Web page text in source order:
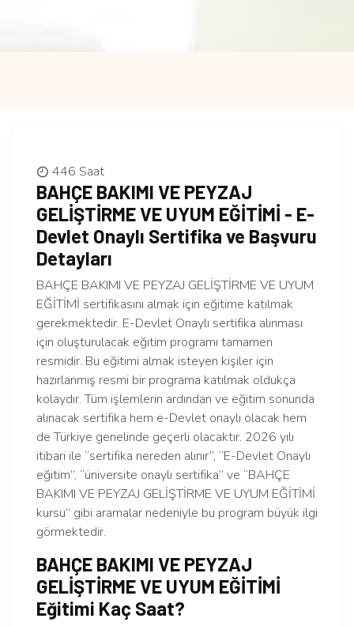
446 Saat
BAHÇE BAKIMI VE PEYZAJ
GELİŞTİRME VE UYUM EĞİTİMİ - E-
Devlet Onaylı Sertifika ve Başvuru
Detayları
BAHÇE BAKIMI VE PEYZAJ GELİŞTİRME VE UYUM
EĞİTİMİ sertifikasını almak için eğitime katılmak
gerekmektedir. E-Devlet Onaylı sertifika alınması
için oluşturulacak eğitim programı tamamen
resmidir. Bu eğitimi almak isteyen kişiler için
hazırlanmış resmi bir programa katılmak oldukça
kolaydır. Tüm işlemlerin ardından ve eğitim sonunda
alınacak sertifika hem e-Devlet onaylı olacak hem
de Türkiye genelinde geçerli olacaktır. 2026 yılı
itibari ile “sertifika nereden alınır”, “E-Devlet Onaylı
eğitim”, “üniversite onaylı sertifika” ve “BAHÇE
BAKIMI VE PEYZAJ GELİŞTİRME VE UYUM EĞİTİMİ
kursu” gibi aramalar nedeniyle bu program büyük ilgi
görmektedir.
BAHÇE BAKIMI VE PEYZAJ
GELİŞTİRME VE UYUM EĞİTİMİ
Eğitimi Kaç Saat?